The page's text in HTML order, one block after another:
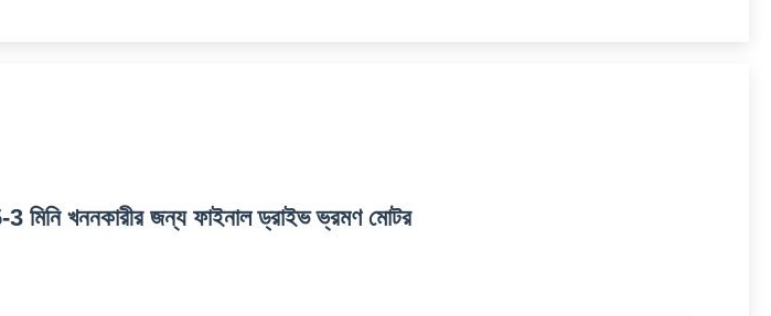
খননকারীর জন্য ফাইনাল ড্রাইভ ভ্রমণ মোটর